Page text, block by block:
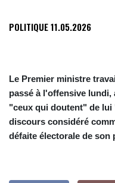
POLITIQUE11.05.2026
Le Premier ministre
passé à l'offensive
"ceux qui doutent" de
discours considéré
défaite électorale de son